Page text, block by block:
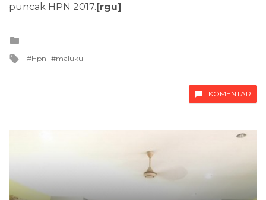
puncak HPN 2017.[rgu]
Tagged
Hpn maluku
KOMENTAR